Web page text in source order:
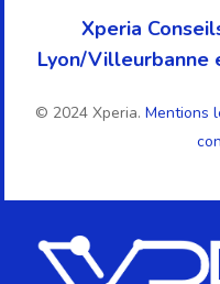
Xperia
Lyon/Villeurbanne
© 2024 Xperia. Mentions